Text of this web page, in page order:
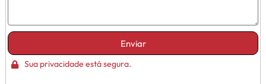
Enviar
Sua privacidade está segura.